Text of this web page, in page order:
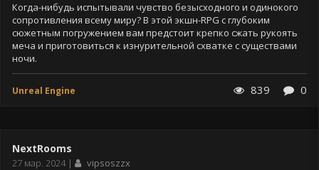
Когда-нибудь испытывали чувство безысходного и одинокого
сопротивления всему миру? В этой экшн-RPG с глубоким
сюжетным погружением вам предстоит крепко сжать рукоять
меча и приготовиться к изнурительной схватке с существами
ночи.
Unreal Engine 839 0
NextRooms
Дата
27 мар. 2024
vipsoszzx